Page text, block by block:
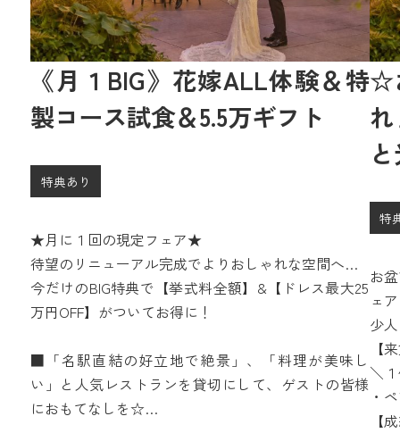
《月１BIG》花嫁ALL体験＆特
製コース試食＆5.5万ギフト
特典あり
★月に１回の現定フェア★
待望のリニューアル完成でよりおしゃれな空間へ…
今だけのBIG特典で【挙式料全額】&【ドレス最大25
万円OFF】がついてお得に！
■「名駅直結の好立地で絶景」、「料理が美味し
い」と人気レストランを貸切にして、ゲストの皆様
におもてなしを☆
☆
特
お
ェア
少
相
【
＼
・
に!
【